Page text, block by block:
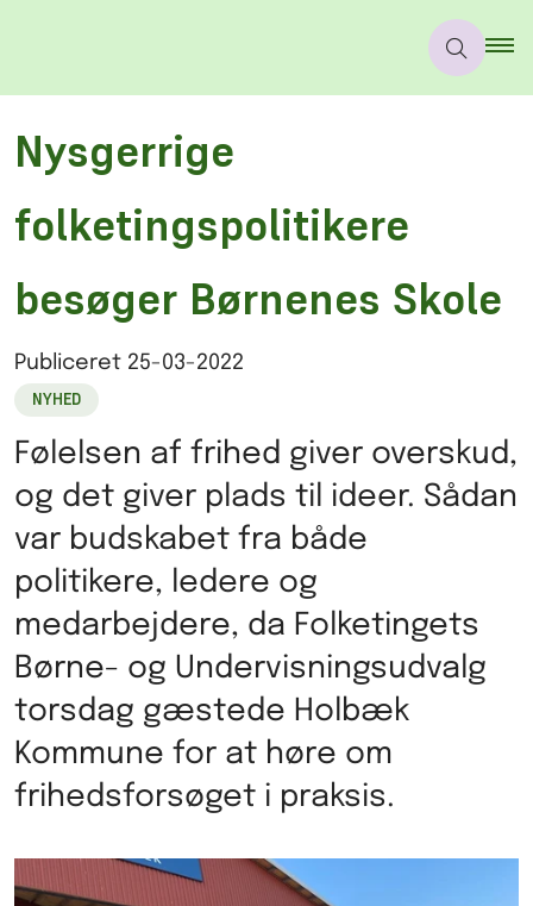
Nysgerrige
folketingspolitikere
besøger Børnenes Skole
Publiceret 25-03-2022
NYHED
Følelsen af frihed giver overskud,
og det giver plads til ideer. Sådan
var budskabet fra både
politikere, ledere og
medarbejdere, da Folketingets
Børne- og Undervisningsudvalg
torsdag gæstede Holbæk
Kommune for at høre om
frihedsforsøget i praksis.